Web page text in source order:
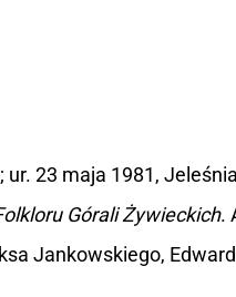
23 maja 1981,
Górali Żywieckich.
Jankowskiego,